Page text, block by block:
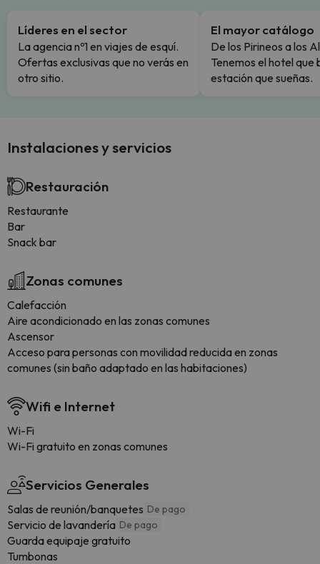
Líderes en el sector
La agencia nº1 en viajes de esquí.
Ofertas exclusivas que no verás en
otro sitio.
El mayor catálogo
De los Pirineos a los
Tenemos el hotel que
estación que sueñas.
Instalaciones y servicios
Restauración
Restaurante
Bar
Snack bar
Zonas comunes
Calefacción
Aire acondicionado en las zonas comunes
Ascensor
Acceso para personas con movilidad reducida en zonas
comunes (sin baño adaptado en las habitaciones)
Wifi e Internet
Wi-Fi
Wi-Fi gratuito en zonas comunes
Servicios Generales
Salas de reunión/banquetes De pago
Servicio de lavandería De pago
Guarda equipaje gratuito
Tumbonas